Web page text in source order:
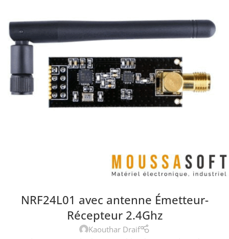
NRF24L01 avec antenne Émetteur-
Récepteur 2.4Ghz
Kaouthar Draif